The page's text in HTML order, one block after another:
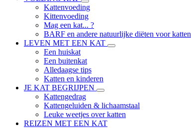
Kattenvoeding
Kittenvoeding
Mag een kat... ?
BARF en andere natuurlijke diëten voor katten
LEVEN MET EEN KAT
Een huiskat
Een buitenkat
Alledaagse tips
Katten en kinderen
JE KAT BEGRIJPEN
Kattengedrag
Kattengeluiden & lichaamstaal
Leuke weetjes over katten
REIZEN MET EEN KAT